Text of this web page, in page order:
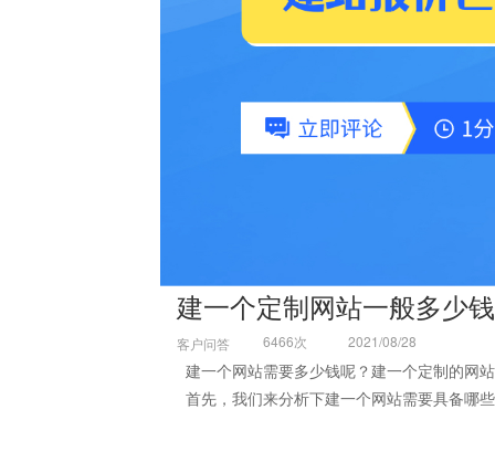
建一个定制网站一般多少钱
客户问答 6466次 2021/08/28
建一个网站需要多少钱呢？建一个定制的网
首先，我们来分析下建一个网站需要具备哪